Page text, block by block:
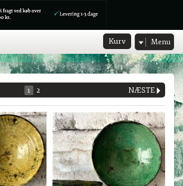
Kurv Menu
NÆSTE
1 2